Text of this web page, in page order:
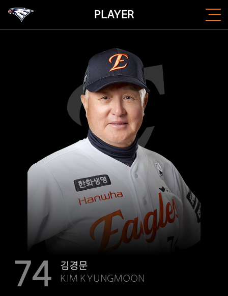
PLAYER
74
김경문
KIM KYUNGMOON